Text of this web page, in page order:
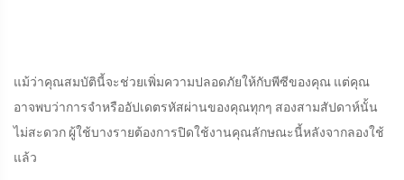
แม้ว่าคุณสมบัตินี้จะช่วยเพิ่มความปลอดภัยให้กับพีซีของคุณ แต่คุณ
อาจพบว่าการจำหรืออัปเดตรหัสผ่านของคุณทุกๆ สองสามสัปดาห์นั้น
ไม่สะดวก ผู้ใช้บางรายต้องการปิดใช้งานคุณลักษณะนี้หลังจากลองใช้
แล้ว